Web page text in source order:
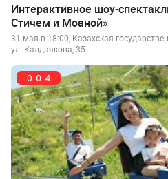
Интерактивное шоу-
Стичем и Моаной»
31 мая в 18:00, Казахская
ул. Калдаякова, 35